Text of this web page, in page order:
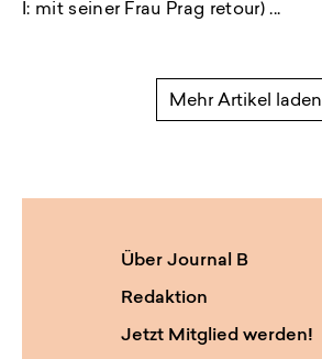
I: mit seiner Frau Prag retour) ...
Mehr Artikel laden
Über Journal B
Redaktion
Jetzt Mitglied werden!